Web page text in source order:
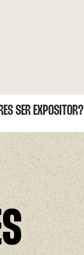
SER EXPOSITOR?